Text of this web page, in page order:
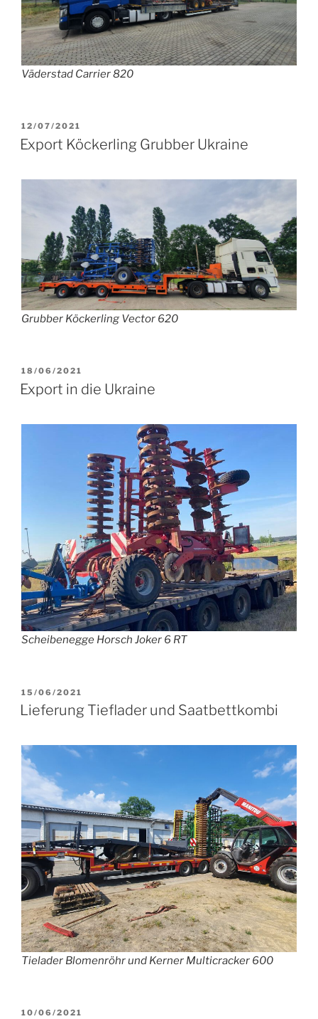
Väderstad Carrier 820
VERÖFFENTLICHT
AM
12/07/2021
Export Köckerling Grubber Ukraine
Grubber Köckerling Vector 620
VERÖFFENTLICHT
AM
18/06/2021
Export in die Ukraine
Scheibenegge Horsch Joker 6 RT
VERÖFFENTLICHT
AM
15/06/2021
Lieferung Tieflader und Saatbettkombi
Tielader Blomenröhr und Kerner Multicracker 600
VERÖFFENTLICHT
10/06/2021